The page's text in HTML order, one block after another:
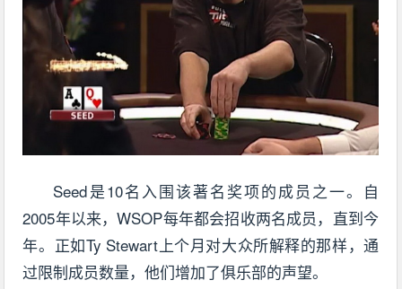
Seed是10名入围该著名奖项的成员之一。自
2005年以来，WSOP每年都会招收两名成员，直到今
年。正如Ty Stewart上个月对大众所解释的那样，通
过限制成员数量，他们增加了俱乐部的声望。